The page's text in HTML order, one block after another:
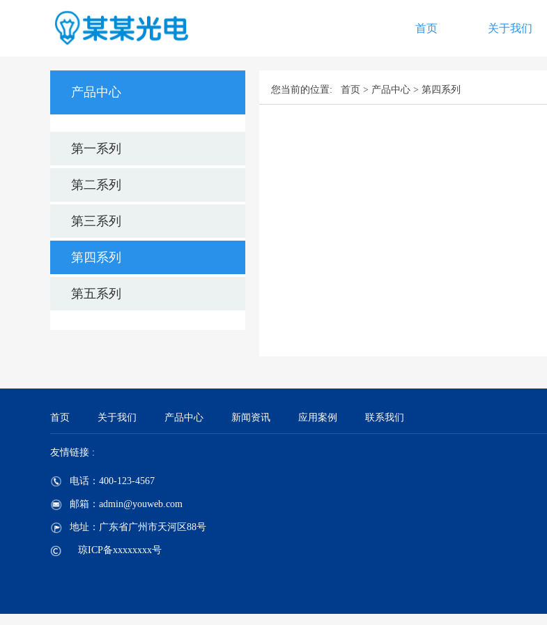
首页 关于我们
产品中心
第一系列
第二系列
第三系列
第四系列
第五系列
您当前的位置: 首页 > 产品中心 > 第四系列
首页 关于我们 产品中心 新闻资讯 应用案例 联系我们
友情链接 :
电话：400-123-4567
邮箱：admin@youweb.com
地址：广东省广州市天河区88号
琼ICP备xxxxxxxx号